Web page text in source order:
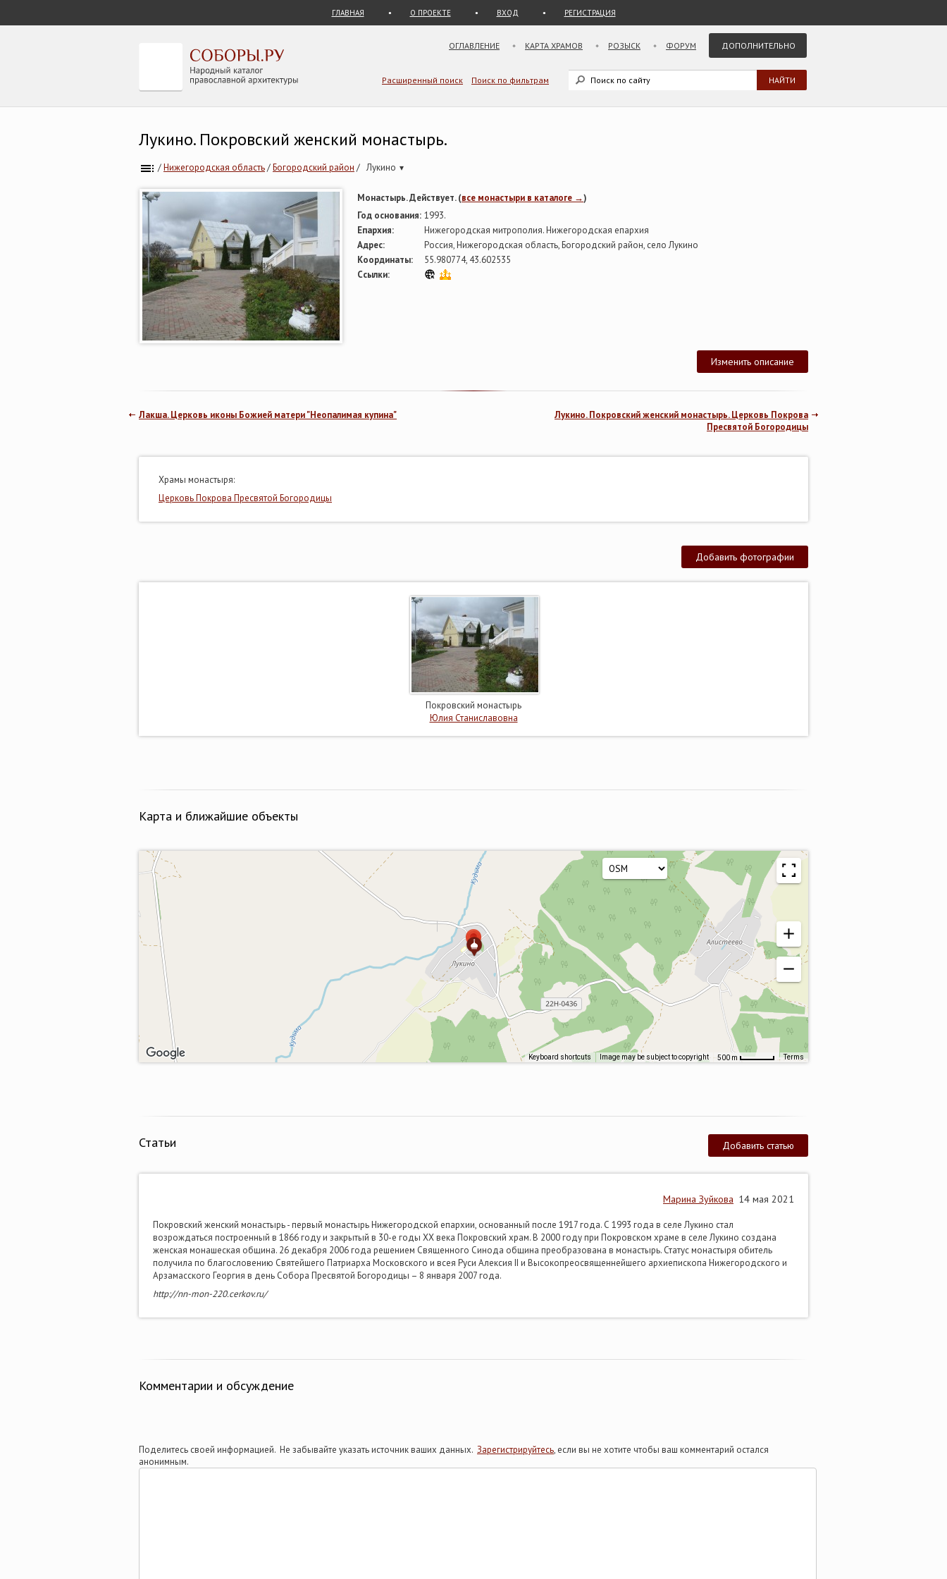
ГЛАВНАЯ О ПРОЕКТЕ ВХОД РЕГИСТРАЦИЯ
ОГЛАВЛЕНИЕ КАРТА ХРАМОВ РОЗЫСК ФОРУМ ДОПОЛНИТЕЛЬНО
Расширенный поиск Поиск по фильтрам
Лукино. Покровский женский монастырь.
/Нижегородская область/Богородский район / Лукино ▾
Монастырь. Действует. (все монастыри в каталоге →)
Год основания: 1993.
Епархия:
Нижегородская митрополия. Нижегородская епархия
Адрес:
Россия, Нижегородская область, Богородский район, село Лукино
Координаты:
55.980774, 43.602535
Ссылки:
Изменить описание
Лукино. Покровский женский монастырь. Церковь Покрова
Пресвятой Богородицы
Лакша. Церковь иконы Божией матери "Неопалимая купина"
Храмы монастыря:
Церковь Покрова Пресвятой Богородицы
Добавить фотографии
Покровский монастырь
Юлия Станиславовна
Карта и ближайшие объекты
Keyboard shortcuts Image may be subject to copyright 500 m Terms
Добавить статью
Статьи
Марина Зуйкова 14 мая 2021
Покровский женский монастырь - первый монастырь Нижегородской епархии, основанный после 1917 года. С 1993 года в селе Лукино стал
возрождаться построенный в 1866 году и закрытый в 30-е годы XX века Покровский храм. В 2000 году при Покровском храме в селе Лукино создана
женская монашеская община. 26 декабря 2006 года решением Священного Синода община преобразована в монастырь. Статус монастыря обитель
получила по благословению Святейшего Патриарха Московского и всея Руси Алексия II и Высокопреосвященнейшего архиепископа Нижегородского и
Арзамасского Георгия в день Собора Пресвятой Богородицы – 8 января 2007 года.
http://nn-mon-220.cerkov.ru/
Комментарии и обсуждение
Поделитесь своей информацией. Не забывайте указать источник ваших данных. Зарегистрируйтесь, если вы не хотите чтобы ваш комментарий остался
анонимным.